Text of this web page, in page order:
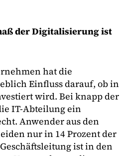
der Digitalisierung ist
hat die
Einfluss darauf, ob in
wird. Bei knapp der
IT-Abteilung ein
Anwender aus den
nur in 14 Prozent der
ist in den